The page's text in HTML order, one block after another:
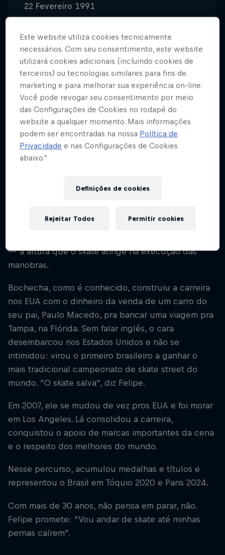
22 Fevereiro 1991
Brasília (DF), Brasil
35
Nacionalidade
Brasil
Modalidades
Skate street
sente em casa, onde as pessoas conhecem sua
que há de melhor pra quem ama o skate raiz. Isso
— a altura que o skate atinge na execução das
manobras.
Bochecha, como é conhecido, construiu a carreira
nos EUA com o dinheiro da venda de um carro do
seu pai, Paulo Macedo, pra bancar uma viagem pra
Tampa, na Flórida. Sem falar inglês, o cara
desembarcou nos Estados Unidos e não se
intimidou: virou o primeiro brasileiro a ganhar o
mais tradicional campeonato de skate street do
mundo. "O skate salva", diz Felipe.
Em 2007, ele se mudou de vez pros EUA e foi morar
em Los Angeles. Lá consolidou a carreira,
conquistou o apoio de marcas importantes da cena
e o respeito dos melhores do mundo.
Nesse percurso, acumulou medalhas e títulos e
representou o Brasil em Tóquio 2020 e Paris 2024.
Com mais de 30 anos, não pensa em parar, não.
Felipe promete: "Vou andar de skate até minhas
pernas caírem".
Este website utiliza cookies tecnicamente
necessários. Com seu consentimento, este website
utilizará cookies adicionais (incluindo cookies de
terceiros) ou tecnologias similares para fins de
marketing e para melhorar sua experiência on-line.
Você pode revogar seu consentimento por meio
das Configurações de Cookies no rodapé do
website a qualquer momento. Mais informações
podem ser encontradas na nossa Política de
Privacidade e nas Configurações de Cookies
abaixo.”
Definições de cookies
Rejeitar Todos Permitir cookies